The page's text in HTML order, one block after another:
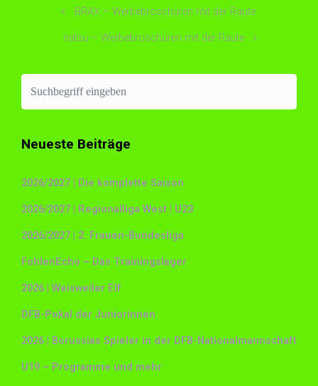
BRAX – Werbebroschüren mit der Raute
natsu – Werbebroschüren mit der Raute
Neueste Beiträge
2026/2027 | Die komplette Saison
2026/2027 | Regionalliga West | U23
2026/2027 | 2. Frauen-Bundesliga
FohlenEcho – Das Trainingslager
2026 | Weisweiler Elf
DFB-Pokal der Juniorinnen
2026 | Borussias Spieler in der DFB-Nationalmannschaft
U19 – Programme und mehr